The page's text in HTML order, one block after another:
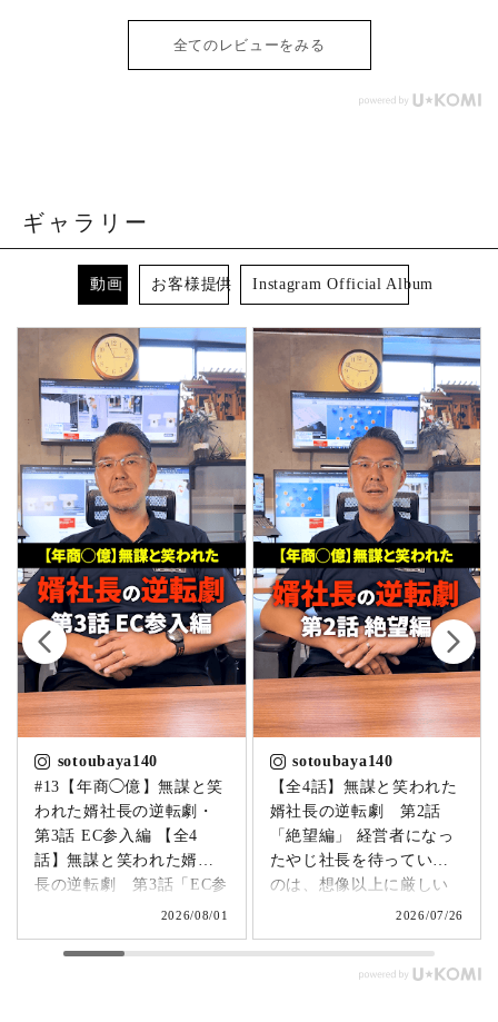
全てのレビューをみる
ギャラリー
動画 お客様提供 Instagram Official Album
sotoubaya140
#13【年商◯億】無謀と笑
われた婿社長の逆転劇・
第3話 EC参入編 【全4
話】無謀と笑われた婿社
長の逆転劇 第3話「EC参
たやじ社長が下した決断
2026/08/01
sotoubaya140
【全4話】無謀と笑われた
婿社長の逆転劇 第2話
「絶望編」 経営者になっ
たやじ社長を待っていた
のは、想像以上に厳しい
経営者になったものの、
何をすればいいのか分か
2026/07/26